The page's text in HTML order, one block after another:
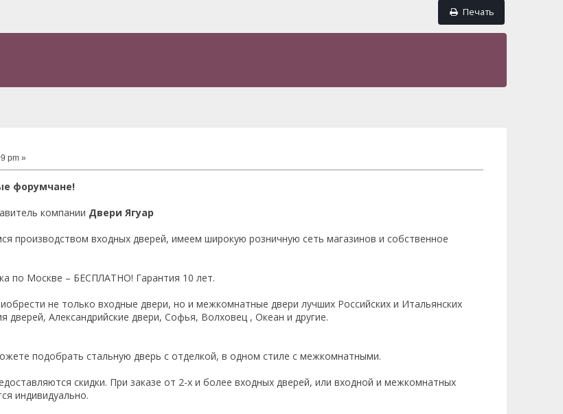
Печать
pm »
форумчане!
компании Двери Ягуар
производством входных дверей, имеем широкую розничную сеть магазинов и собственное
по Москве – БЕСПЛАТНО! Гарантия 10 лет.
не только входные двери, но и межкомнатные двери лучших Российских и Итальянских
дверей, Александрийские двери, Софья, Волховец , Океан и другие.
подобрать стальную дверь с отделкой, в одном стиле с межкомнатными.
скидки. При заказе от 2-х и более входных дверей, или входной и межкомнатных
индивидуально.